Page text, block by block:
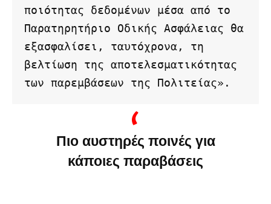
ποιότητας δεδομένων μέσα από το
Παρατηρητήριο Οδικής Ασφάλειας θα
εξασφαλίσει, ταυτόχρονα, τη
βελτίωση της αποτελεσματικότητας
των παρεμβάσεων της Πολιτείας».
Πιο αυστηρές ποινές για
κάποιες παραβάσεις